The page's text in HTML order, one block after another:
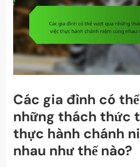
Các gia đình có
những thách thức
thực hành chánh
nhau như thế nào?